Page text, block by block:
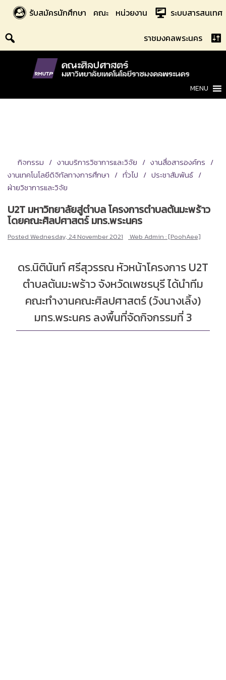
content
รับสมัครนักศึกษา คณะ หน่วยงาน ระบบสารสนเทศ
ราชมงคลพระนคร
MENU
กิจกรรม งานบริการวิชาการและวิจัย
งานสื่อสารองค์กร
งานเทคโนโลยีดิจิทัลทางการศึกษา
ทั่วไป
ประชาสัมพันธ์
ฝ่ายวิชาการและวิจัย
U2T มหาวิทยาลัยสู่ตำบล โครงการตำบลต้นมะพร้าว
โดยคณะศิลปศาสตร์ มทร.พระนคร
Posted Wednesday, 24 November 2021 Web Admin : [PoohAee]
ดร.นิตินันท์ ศรีสุวรรณ หัวหน้าโครงการ U2T
ตำบลต้นมะพร้าว จังหวัดเพชรบุรี ได้นำทีม
คณะทำงานคณะศิลปศาสตร์ (วังนางเลิ้ง)
มทร.พระนคร ลงพื้นที่จัดกิจกรรมที่ 3